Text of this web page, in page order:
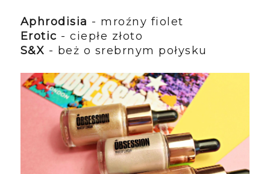
Aphrodisia - mroźny fiolet
Erotic - ciepłe złoto
S&X - beż o srebrnym połysku